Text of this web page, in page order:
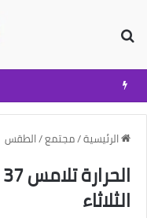
الرئيسية/مجتمع/الطقس
الثلاثاء